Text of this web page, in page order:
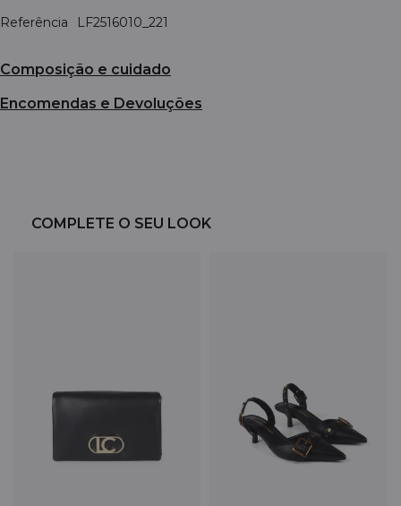
Referência
LF2516010_221
Composição e cuidado
Encomendas e Devoluções
COMPLETE O SEU LOOK